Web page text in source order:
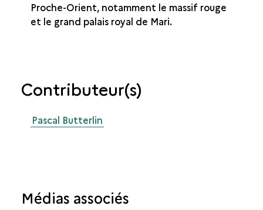
Proche-Orient, notamment le massif rouge
et le grand palais royal de Mari.
Contributeur(s)
Pascal Butterlin
Médias associés